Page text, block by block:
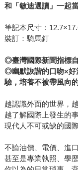
和「敏迪選讀」一起
筆記本尺寸：
裝訂：騎馬釘
◎臺灣國際新聞指標
◎幽默詼諧的口吻×
驗，培養不被帶風向
越認識外面的世界，
越了解國際上發生的
現代人不可或缺的國
不論油價、電價、進
甚至是專業執照、學